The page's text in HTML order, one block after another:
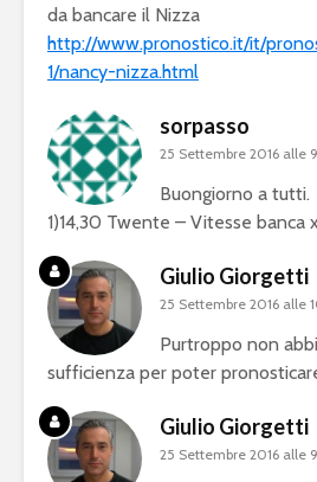
da bancare il Nizza
http://www.pronostico.it/it/
1/nancy-nizza.html
sorpasso
25 Settembre 2016 alle
Buongiorno a tutti.
1)14,30 Twente – Vitesse banca
Giulio Giorgetti
25 Settembre 2016 alle
Purtroppo non
sufficienza per poter
Giulio Giorgetti
25 Settembre 2016 alle